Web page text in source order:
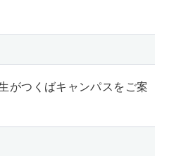
がつくばキャンパスをご案